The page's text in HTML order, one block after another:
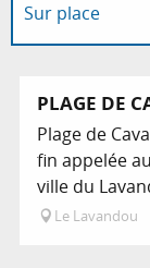
Sur place
PLAGE DE
Plage de
fin appelée
ville du
Le Lavandou